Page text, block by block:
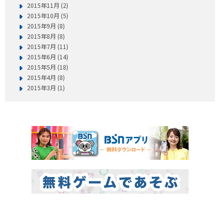
2015年11月 (2)
2015年10月 (5)
2015年9月 (8)
2015年8月 (8)
2015年7月 (11)
2015年6月 (14)
2015年5月 (18)
2015年4月 (8)
2015年3月 (1)